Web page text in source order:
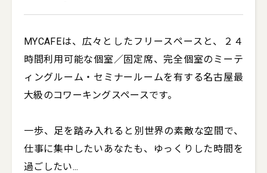
MYCAFEは、広々としたフリースペースと、２４
時間利用可能な個室／固定席、完全個室のミーテ
ィングルーム・セミナールームを有する名古屋最
大級のコワーキングスペースです。
一歩、足を踏み入れると別世界の素敵な空間で、
仕事に集中したいあなたも、ゆっくりした時間を
過ごしたい...